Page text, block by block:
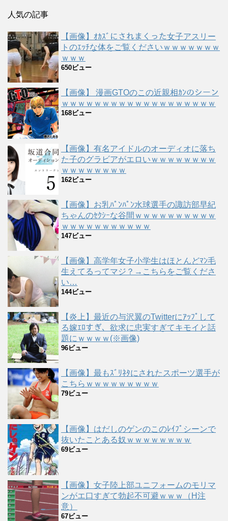
人気の記事
【画像】ｵｶｽﾞにされまくった女子アスリー
トのｴｯﾁな体をご覧くださいｗｗｗｗｗｗｗ
ｗｗｗ
650ビュー
【画像】 漫画GTOのこの近親相ｶﾝのシーン
ｗｗｗｗｗｗｗｗｗｗｗｗｗｗｗｗｗｗｗ
168ビュー
【画像】有名アイドルのオーディオに落ち
た子のグラビアがエロいｗｗｗｗｗｗｗｗ
ｗｗｗｗｗｗｗｗ
162ビュー
【画像】お乳ﾊﾟﾝﾊﾟﾝ水球選手の諏訪部早紀
ちゃんのｾｸｼｰな谷間ｗｗｗｗｗｗｗｗｗｗ
ｗｗｗｗｗｗｗｗｗｗｗ
147ビュー
【画像】高学年女子小学生はほとんどﾏﾝ毛
生えてるってマジ？→こちらをご覧くださ
い…
144ビュー
【炎上】最近の与沢翼のTwitterにｱｯﾌﾟして
る嫁ｴﾛすぎ、欲求に忠実すぎてキモイと話
題にｗｗｗｗ(※画像)
96ビュー
【画像】最もｽﾞﾘﾈﾀにされたスポーツ選手が
こちらｗｗｗｗｗｗｗｗｗ
79ビュー
【画像】はだしのゲンのこのﾚｲﾌﾟシーンで
抜いたことある奴ｗｗｗｗｗｗｗｗ
69ビュー
【画像】女子陸上部ユニフォームのモリマ
ンがエ口すぎて勃起不可避ｗｗｗ（H注
意）
67ビュー